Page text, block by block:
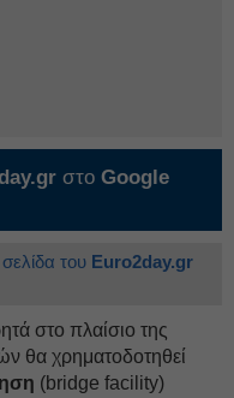
στο Google
του Euro2day.gr
στο πλαίσιο της
θα χρηματοδοτηθεί
(bridge facility)